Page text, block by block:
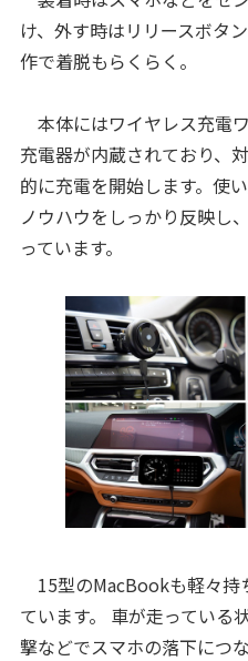
け、外す時はリリースボタ
作で着脱もらくらく。
本体にはワイヤレス充電
充電器が内蔵されており、
的に充電を開始します。使
ノウハウをしっかり反映し
っています。
15型のMacBookも軽々持
ています。 車が走っている
撃などでスマホの落下につ